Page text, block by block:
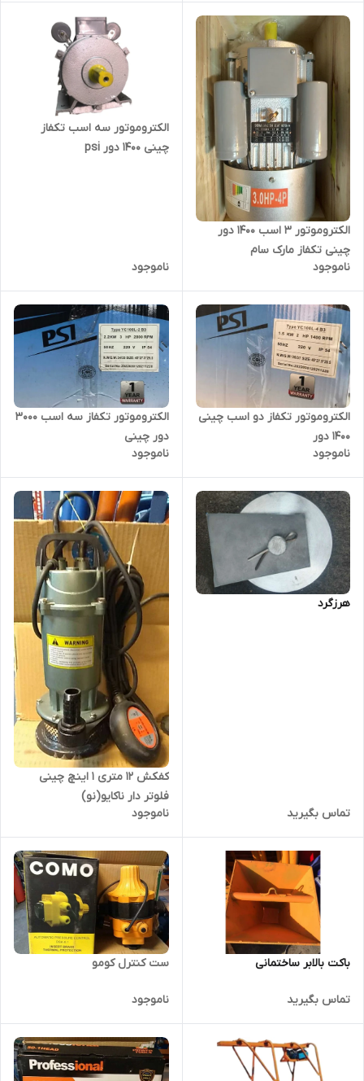
الکتروموتور 3 اسب 1400 دور
چینی تکفاز مارک سام
ناموجود
الکتروموتور سه اسب تکفاز
چینی 1400 دور psi
ناموجود
الکتروموتور تکفاز دو اسب چینی
1400 دور
ناموجود
الکتروموتور تکفاز سه اسب 3000
دور چینی
ناموجود
هرزگرد
تماس بگیرید
کفکش ۱۲ متری ۱ اینچ چینی
فلوتر دار ناکایو(نو)
ناموجود
باکت بالابر ساختمانی
تماس بگیرید
ست کنترل کومو
ناموجود